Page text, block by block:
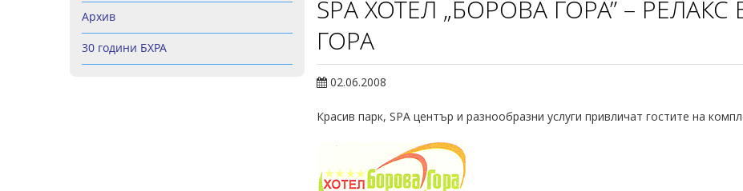
Архив
30 години БХРА
SPA ХОТЕЛ „БОРОВА ГОРА” –
ГОРА
02.06.2008
Красив парк, SPA център и разнообразни услуги привличат гостите на